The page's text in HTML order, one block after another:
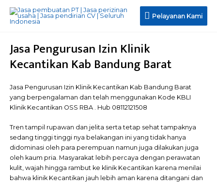
Pelayanan
Pelayanan Kami
Jasa Pengurusan Izin Klinik
Kecantikan Kab Bandung Barat
Jasa Pengurusan Izin Klinik Kecantikan Kab Bandung Barat
yang berpengalaman dan telah menggunakan Kode KBLI
Klinik Kecantikan OSS RBA . Hub 08112121508
Tren tampil rupawan dan jelita serta tetap sehat tampaknya
sedang tinggi tinggi nya belakangan ini yang tidak hanya
didominasi oleh para perempuan namun juga dilakukan juga
oleh kaum pria. Masyarakat lebih percaya dengan perawatan
kulit, wajah hingga rambut ke klinik Kecantikan karena menilai
bahwa klinik Kecantikan jauh lebih aman karena ditangani dan